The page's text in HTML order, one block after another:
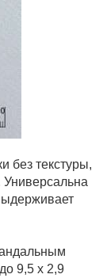
без текстуры,
Универсальна
9,5 х 2,9